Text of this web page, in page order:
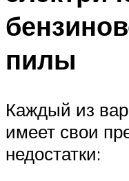
пилы
Каждый из
имеет свои
недостатки: